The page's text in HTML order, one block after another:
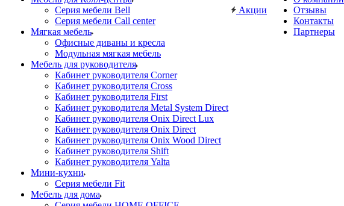
Серия мебели Bell
Серия мебели Call center
Мягкая мебель
Офисные диваны и кресла
Модульная мягкая мебель
Мебель для руководителя
Кабинет руководителя Corner
Кабинет руководителя Cross
Кабинет руководителя First
Кабинет руководителя Metal System Direct
Кабинет руководителя Onix Direct Lux
Кабинет руководителя Onix Direct
Кабинет руководителя Onix Wood Direct
Кабинет руководителя Shift
Кабинет руководителя Yalta
Мини-кухни
Серия мебели Fit
Мебель для дома
Акции
Отзывы
Контакты
Партнеры